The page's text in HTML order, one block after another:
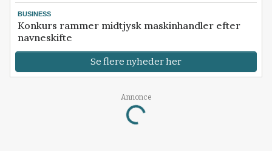
BUSINESS
Konkurs rammer midtjysk maskinhandler efter
navneskifte
Se flere nyheder her
Annonce
Loading...